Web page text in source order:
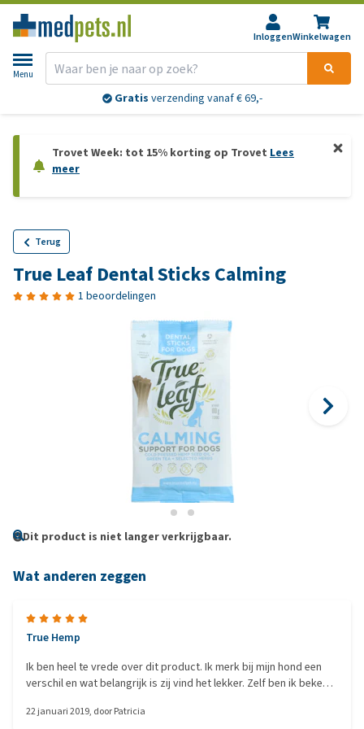
InloggenWinkelwagen
Menu
Gratis verzending vanaf € 69,-
Trovet Week: tot 15% korting op Trovet Lees
meer
Terug
True Leaf Dental Sticks Calming
1 beoordelingen
Dit product is niet langer verkrijgbaar.
Wat anderen zeggen
True Hemp
Ik ben heel te vrede over dit product. Ik merk bij mijn hond een
verschil en wat belangrijk is zij vind het lekker. Zelf ben ik bekend
met eerst een halve stick 4 dagen, 2 halve 4 dagen, en 1 hele in 1
22 januari 2019, doorPatricia